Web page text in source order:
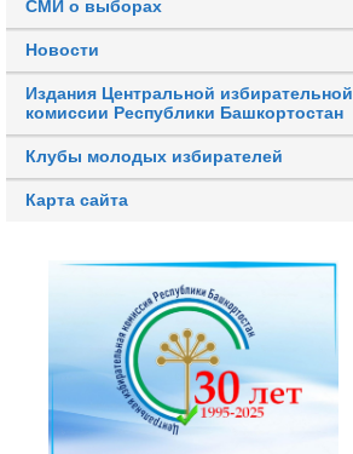
СМИ о выборах
Новости
Издания Центральной избирательной
комиссии Республики Башкортостан
Клубы молодых избирателей
Карта сайта